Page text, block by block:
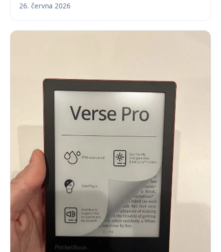
26. června 2026